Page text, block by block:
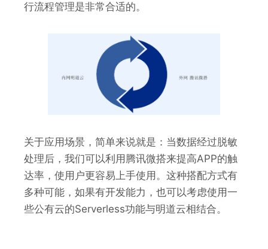
行流程管理是非常合适的。
关于应用场景，简单来说就是：当数据经过脱敏
处理后，我们可以利用腾讯微搭来提高APP的触
达率，使用户更容易上手使用。这种搭配方式有
多种可能，如果有开发能力，也可以考虑使用一
些公有云的Serverless功能与明道云相结合。